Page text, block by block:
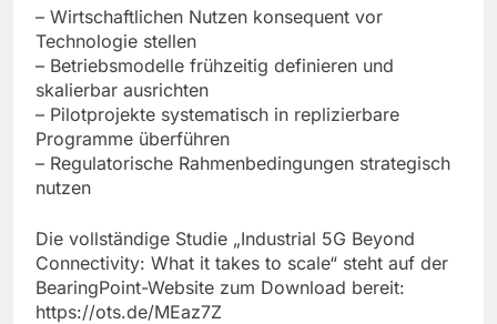
– Wirtschaftlichen Nutzen konsequent vor
Technologie stellen
– Betriebsmodelle frühzeitig definieren und
skalierbar ausrichten
– Pilotprojekte systematisch in replizierbare
Programme überführen
– Regulatorische Rahmenbedingungen strategisch
nutzen
Die vollständige Studie „Industrial 5G Beyond
Connectivity: What it takes to scale“ steht auf der
BearingPoint-Website zum Download bereit:
https://ots.de/MEaz7Z